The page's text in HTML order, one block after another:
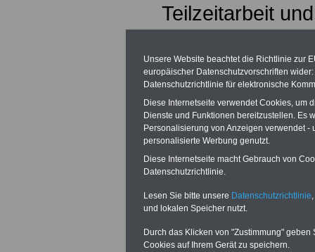
Teilzeitarbeit
gelten sowohl
als auch für den
Bei der
der öffentliche
seit jeher eine
eingenommen.
Beamtenrecht
Unsere Website beachtet die Richtlinie zur
europäischer Datenschutzvorschriften
Datenschutzrichtlinie für elektronische
Diese Internetseite verwendet Cookies, um
Dienste und Funktionen bereitzustellen. Es
Personalisierung von Anzeigen verwendet
personalisierte Werbung genutzt.
Diese Internetseite macht Gebrauch von
Datenschutzrichtlinie.
Lesen Sie bitte unsere Datenschutzrichtlinie
und lokalen Speicher nutzt.
Durch das Klicken von "Zustimmung"
Cookies auf Ihrem Gerät zu speichern.